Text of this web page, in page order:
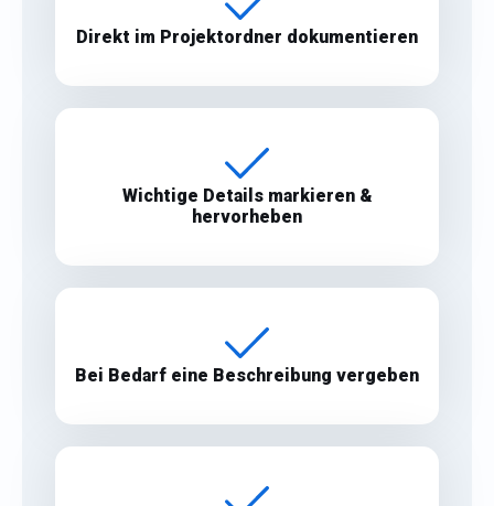
Direkt im Projektordner dokumentieren
Wichtige Details markieren &
hervorheben
Bei Bedarf eine Beschreibung vergeben